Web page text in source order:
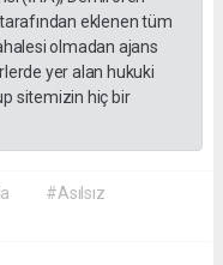
eklenen tüm
olmadan ajans
yer alan hukuki
sitemizin hiç bir
#Asılsız